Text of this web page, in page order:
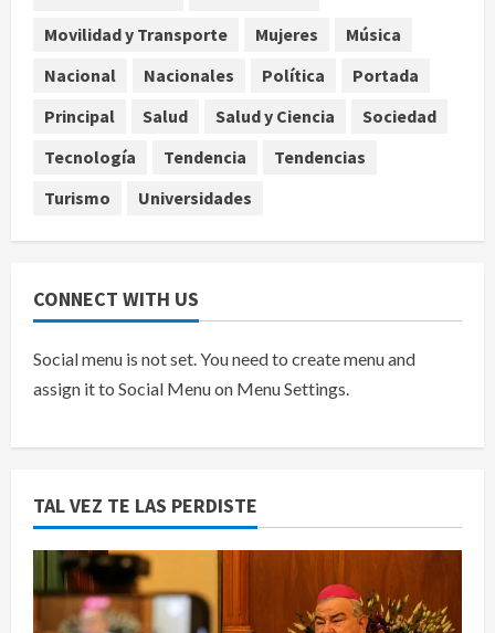
Internacional
EE.UU. amplía revisión de redes
y ciertos ciudadanos de México y
Movilidad y Transporte
Mujeres
Música
Nacional
Nacionales Política
Portada
Principal
Salud Salud y Ciencia
Sociedad
Tecnología
Tendencia
Tendencias
Turismo
Universidades
CONNECT WITH US
Social menu is not set. You need to create menu and
assign it to Social Menu on Menu Settings.
TAL VEZ TE LAS PERDISTE